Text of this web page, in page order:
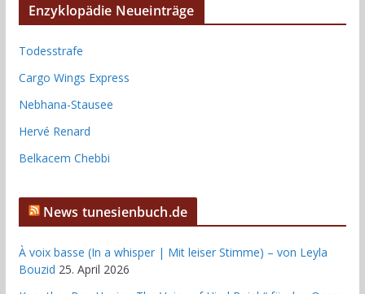
Enzyklopädie Neueinträge
Todesstrafe
Cargo Wings Express
Nebhana-Stausee
Hervé Renard
Belkacem Chebbi
News tunesienbuch.de
À voix basse (In a whisper | Mit leiser Stimme) – von Leyla
Bouzid 25. April 2026